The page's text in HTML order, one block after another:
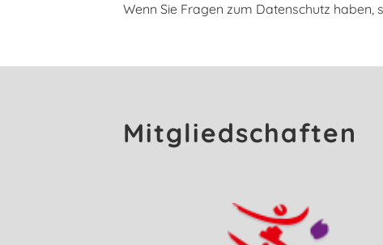
Wenn Sie Fragen zum Datenschutz haben,
Mitgliedschaften